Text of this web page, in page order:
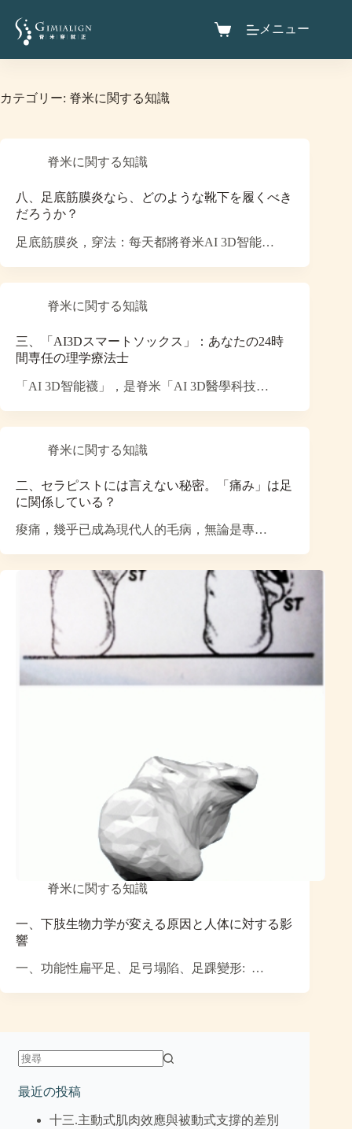
メニュー
カテゴリー: 脊米に関する知識
脊米に関する知識
八、足底筋膜炎なら、どのような靴下を履くべき
だろうか？
足底筋膜炎，穿法：每天都將脊米AI 3D智能…
脊米に関する知識
三、「AI3Dスマートソックス」：あなたの24時
間専任の理学療法士
「AI 3D智能襪」，是脊米「AI 3D醫學科技…
脊米に関する知識
二、セラピストには言えない秘密。「痛み」は足
に関係している？
痠痛，幾乎已成為現代人的毛病，無論是專…
脊米に関する知識
一、下肢生物力学が変える原因と人体に対する影
響
一、功能性扁平足、足弓塌陷、足踝變形: …
最近の投稿
十三.主動式肌肉效應與被動式支撐的差別